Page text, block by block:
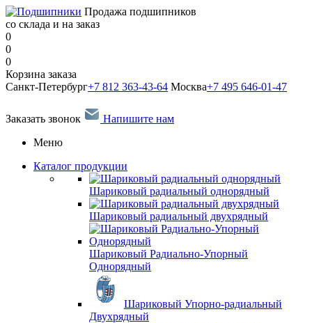
Продажа подшипников
со склада и на заказ
0
0
0
Корзина заказа
Санкт-Петербург+7 812 363-43-64 Москва+7 495 646-01-47
Заказать звонок
Напишите нам
Меню
Каталог продукции
Шариковый радиальный однорядный
Шариковый радиальный двухрядный
Шариковый Радиально-Упорный
Однорядный
Шариковый Упорно-радиальный
Двухрядный